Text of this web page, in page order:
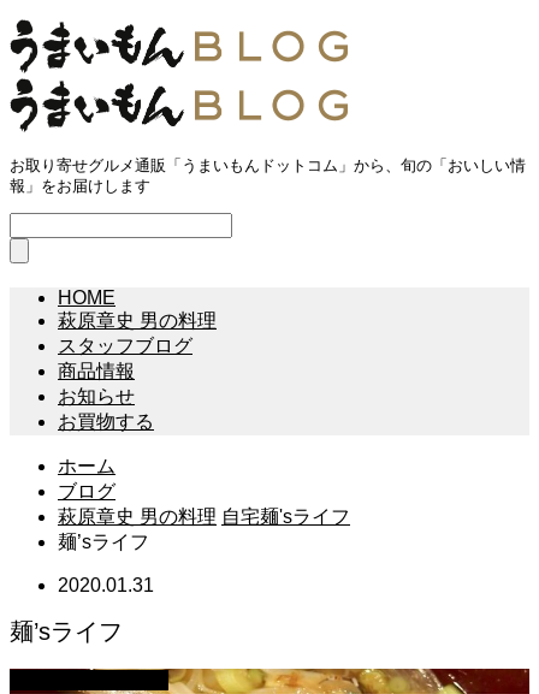
お取り寄せグルメ通販「うまいもんドットコム」から、旬の「おいしい情
報」をお届けします
HOME
萩原章史 男の料理
スタッフブログ
商品情報
お知らせ
お買物する
ホーム
ブログ
萩原章史 男の料理 自宅麺'sライフ
麺’sライフ
2020.01.31
麺’sライフ